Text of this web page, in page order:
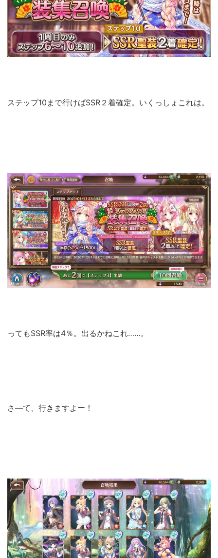
ステップ10まで行けばSSR２着確定。いくっしょこれは。
ってもSSR率は4％。出るかねこれ……。
さ―て、行きますよー！